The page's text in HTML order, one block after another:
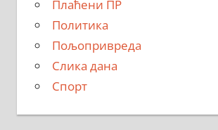
Плаћени ПР
Политика
Пољопривреда
Слика дана
Спорт